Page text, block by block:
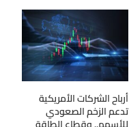
أرباح الشركات الأمريكية
تدعم الزخم الصعودي